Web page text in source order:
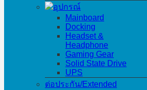
อุปกรณ์
Mainboard
Docking
Headset &
Headphone
Gaming Gear
Solid State Drive
UPS
ต่อประกัน/Extended